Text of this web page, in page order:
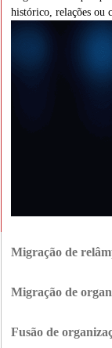
histórico, relações ou
Migração de
migrar para o
personalizado ou
Migração de
ajudar a mover dados
ambientes
Fusão de